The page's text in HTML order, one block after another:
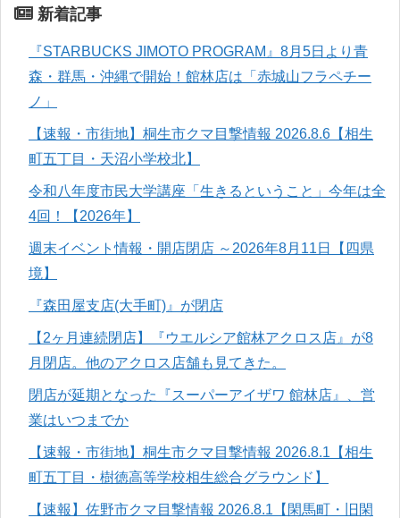
新着記事
『STARBUCKS JIMOTO PROGRAM』8月5日より青
森・群馬・沖縄で開始！館林店は「赤城山フラペチー
ノ」
【速報・市街地】桐生市クマ目撃情報 2026.8.6【相生
町五丁目・天沼小学校北】
令和八年度市民大学講座「生きるということ」今年は全
4回！【2026年】
週末イベント情報・開店閉店 ～2026年8月11日【四県
境】
『森田屋支店(大手町)』が閉店
【2ヶ月連続閉店】『ウエルシア館林アクロス店』が8
月閉店。他のアクロス店舗も見てきた。
閉店が延期となった『スーパーアイザワ 館林店』、営
業はいつまでか
【速報・市街地】桐生市クマ目撃情報 2026.8.1【相生
町五丁目・樹徳高等学校相生総合グラウンド】
【速報】佐野市クマ目撃情報 2026.8.1【閑馬町・旧閑